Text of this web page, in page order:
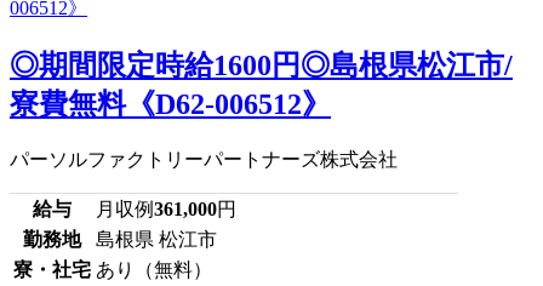
◎期間限定時給1600円◎島根県松江市/
寮費無料《D62-006512》
パーソルファクトリーパートナーズ株式会社
給与 月収例361,000円
勤務地
島根県 松江市
寮・社宅 あり（無料）